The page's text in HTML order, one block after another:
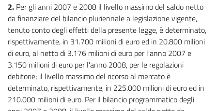
2. Per gli anni 2007 e 2008 il livello massimo del saldo netto
da finanziare del bilancio pluriennale a legislazione vigente,
tenuto conto degli effetti della presente legge, è determinato,
rispettivamente, in 31.700 milioni di euro ed in 20.800 milioni
di euro, al netto di 3.176 milioni di euro per l'anno 2007 e
3.150 milioni di euro per l'anno 2008, per le regolazioni
debitorie; il livello massimo del ricorso al mercato è
determinato, rispettivamente, in 225.000 milioni di euro ed in
210.000 milioni di euro. Per il bilancio programmatico degli